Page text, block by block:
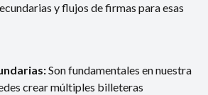
y flujos de firmas para esas
Son fundamentales en nuestra
crear múltiples billeteras